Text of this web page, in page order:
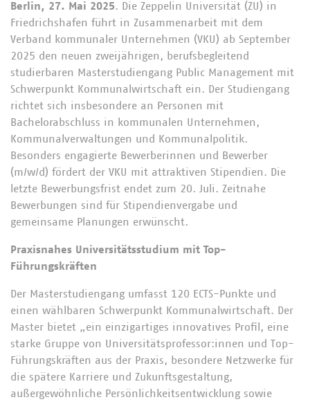
Berlin, 27. Mai 2025. Die Zeppelin Universität (ZU) in
Friedrichshafen führt in Zusammenarbeit mit dem
Verband kommunaler Unternehmen (VKU) ab September
2025 den neuen zweijährigen, berufsbegleitend
studierbaren Masterstudiengang Public Management mit
Schwerpunkt Kommunalwirtschaft ein. Der Studiengang
richtet sich insbesondere an Personen mit
Bachelorabschluss in kommunalen Unternehmen,
Kommunalverwaltungen und Kommunalpolitik.
Besonders engagierte Bewerberinnen und Bewerber
(m/w/d) fördert der VKU mit attraktiven Stipendien. Die
letzte Bewerbungsfrist endet zum 20. Juli. Zeitnahe
Bewerbungen sind für Stipendienvergabe und
gemeinsame Planungen erwünscht.
Praxisnahes Universitätsstudium mit Top-
Führungskräften
Der Masterstudiengang umfasst 120 ECTS-Punkte und
einen wählbaren Schwerpunkt Kommunalwirtschaft. Der
Master bietet „ein einzigartiges innovatives Profil, eine
starke Gruppe von Universitätsprofessor:innen und Top-
Führungskräften aus der Praxis, besondere Netzwerke für
die spätere Karriere und Zukunftsgestaltung,
außergewöhnliche Persönlichkeitsentwicklung sowie